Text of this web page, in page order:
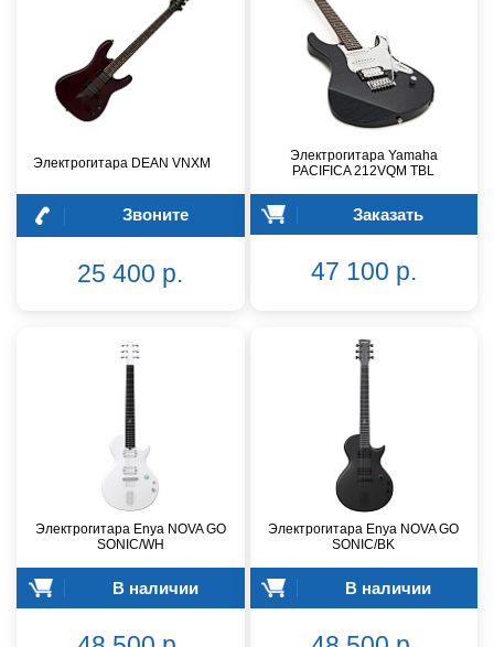
Электрогитара DEAN VNXM
Звоните
25 400 р.
Электрогитара Yamaha
PACIFICA 212VQM TBL
Заказать
47 100 р.
Электрогитара Enya NOVA GO
SONIC/WH
В наличии
Электрогитара Enya NOVA GO
SONIC/BK
В наличии